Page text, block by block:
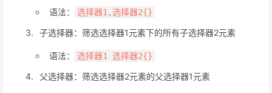
语法： 选择器1,选择器2{}
子选择器：筛选选择器1元素下的所有子选择器2元素
语法： 选择器1 选择器2{}
父选择器：筛选选择器2元素的父选择器1元素